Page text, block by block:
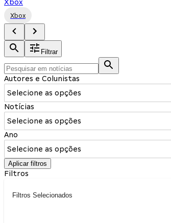
Xbox
Xbox
Filtrar
Autores e Colunistas
Selecione as opções
Notícias
Selecione as opções
Ano
Selecione as opções
Aplicar filtros
Filtros
Filtros Selecionados